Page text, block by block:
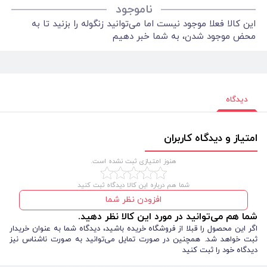
ناموجود
این کالا فعلا موجود نیست اما می‌توانید زنگوله را بزنید تا به
محض موجود شدن، به شما خبر دهیم
دیدگاه
امتیاز و دیدگاه کاربران
هنوز امتیازی ثبت نشده است.
شما هم درباره این کالا دیدگاه ثبت کنید
افزودن نظر شما
شما هم می‌توانید در مورد این کالا نظر دهید.
اگر این محصول را قبلا از فروشگاه خریده باشید، دیدگاه شما به عنوان خریدار
ثبت خواهد شد. همچنین در صورت تمایل می‌توانید به صورت ناشناس نیز
دیدگاه خود را ثبت کنید